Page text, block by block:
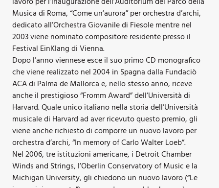
Musica di Roma, “Come un’aurora” per orchestra d’archi,
dedicato all’Orchestra Giovanile di Fiesole mentre nel
2003 viene nominato compositore residente presso il
Festival EinKlang di Vienna.
Dopo l’anno viennese esce il suo primo CD monografico
che viene realizzato nel 2004 in Spagna dalla Fundaciò
ACA di Palma de Mallorca e, nello stesso anno, riceve
anche il prestigioso “Fromm Award” dell’Università di
Harvard. Quale unico italiano nella storia dell’Università
musicale di Harvard ad aver ricevuto questo premio, gli
viene anche richiesto di comporre un nuovo lavoro per
orchestra d’archi, “In memory of Carlo Walter Loeb”.
Nel 2006, tre istituzioni americane, i Detroit Chamber
Winds and Strings, l’Oberlin Conservatory of Music e la
Michigan University, gli chiedono un nuovo lavoro (“Le